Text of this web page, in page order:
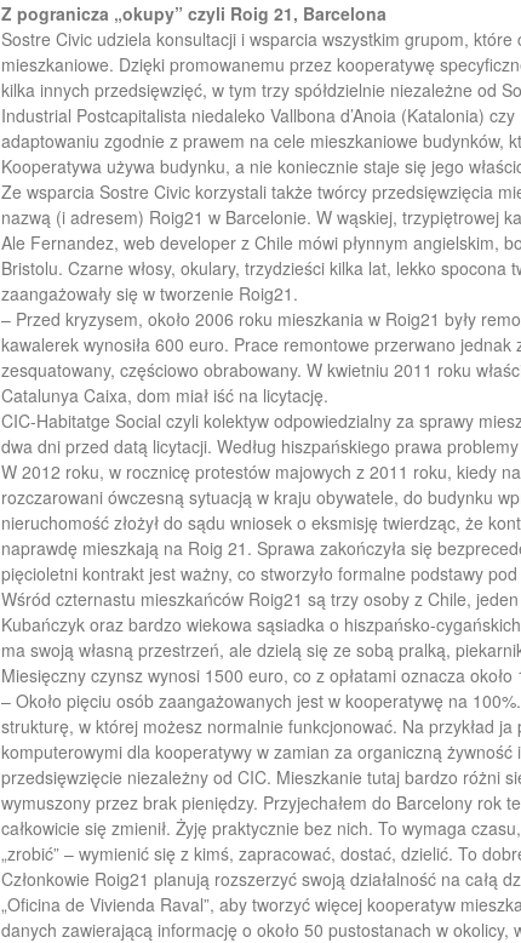
Z pogranicza „okupy” czyli Roig 21, Barcelona
Sostre Civic udziela konsultacji i wsparcia wszystkim grupom,
mieszkaniowe. Dzięki promowanemu przez kooperatywę
kilka innych przedsięwzięć, w tym trzy spółdzielnie niezależne od
Industrial Postcapitalista niedaleko Vallbona d’Anoia (Katalonia)
adaptowaniu zgodnie z prawem na cele mieszkaniowe budynków,
Kooperatywa używa budynku, a nie koniecznie staje się jego
Ze wsparcia Sostre Civic korzystali także twórcy przedsięwzięcia
nazwą (i adresem) Roig21 w Barcelonie. W wąskiej, trzypiętrowej
Ale Fernandez, web developer z Chile mówi płynnym angielskim,
Bristolu. Czarne włosy, okulary, trzydzieści kilka lat, lekko
zaangażowały się w tworzenie Roig21.
– Przed kryzysem, około 2006 roku mieszkania w Roig21 były
kawalerek wynosiła 600 euro. Prace remontowe przerwano jednak
zesquatowany, częściowo obrabowany. W kwietniu 2011 roku
Catalunya Caixa, dom miał iść na licytację.
CIC-Habitatge Social czyli kolektyw odpowiedzialny za sprawy
dwa dni przed datą licytacji. Według hiszpańskiego prawa
W 2012 roku, w rocznicę protestów majowych z 2011 roku, kiedy
rozczarowani ówczesną sytuacją w kraju obywatele, do budynku
nieruchomość złożył do sądu wniosek o eksmisję twierdząc, że
naprawdę mieszkają na Roig 21. Sprawa zakończyła się
pięcioletni kontrakt jest ważny, co stworzyło formalne podstawy
Wśród czternastu mieszkańców Roig21 są trzy osoby z Chile,
Kubańczyk oraz bardzo wiekowa sąsiadka o hiszpańsko-
ma swoją własną przestrzeń, ale dzielą się ze sobą pralką,
Miesięczny czynsz wynosi 1500 euro, co z opłatami oznacza
– Około pięciu osób zaangażowanych jest w kooperatywę na
strukturę, w której możesz normalnie funkcjonować. Na przykład
komputerowymi dla kooperatywy w zamian za organiczną
przedsięwzięcie niezależny od CIC. Mieszkanie tutaj bardzo różni
wymuszony przez brak pieniędzy. Przyjechałem do Barcelony rok
całkowicie się zmienił. Żyję praktycznie bez nich. To wymaga
„zrobić” – wymienić się z kimś, zapracować, dostać, dzielić. To
Członkowie Roig21 planują rozszerzyć swoją działalność na całą
„Oficina de Vivienda Raval”, aby tworzyć więcej kooperatyw
danych zawierającą informację o około 50 pustostanach w okolicy,